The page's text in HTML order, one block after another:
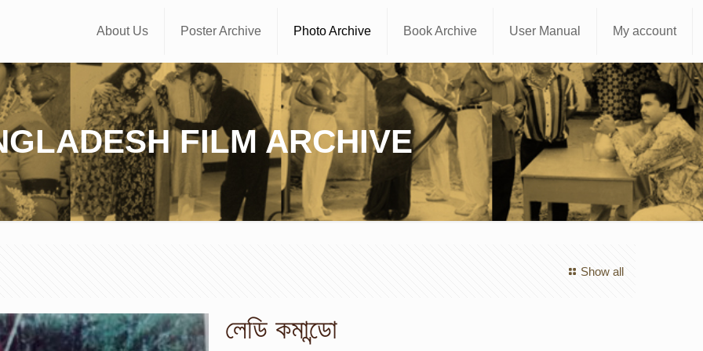
About Us Poster Archive Photo Archive Book Archive User Manual My account
FILM ARCHIVE
Show all
লেডি কমান্ডো